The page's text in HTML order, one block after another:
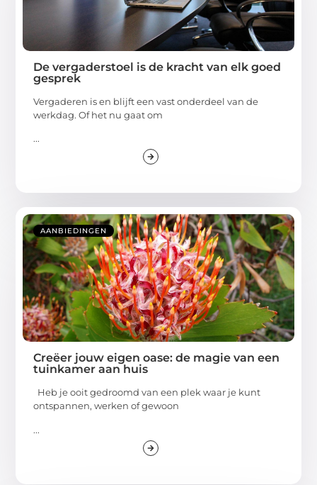
De vergaderstoel is de kracht van elk goed
gesprek
Vergaderen is en blijft een vast onderdeel van de
werkdag. Of het nu gaat om
...
AANBIEDINGEN
Creëer jouw eigen oase: de magie van een
tuinkamer aan huis
Heb je ooit gedroomd van een plek waar je kunt
ontspannen, werken of gewoon
...